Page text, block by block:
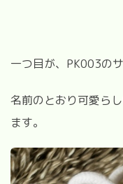
一つ目が、PK003の
名前のとおり可愛ら
ます。